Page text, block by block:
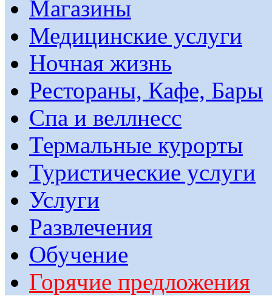
Магазины
Медицинские услуги
Ночная жизнь
Рестораны, Кафе, Бары
Спа и веллнесс
Термальные курорты
Туристические услуги
Услуги
Развлечения
Обучение
Горячие предложения